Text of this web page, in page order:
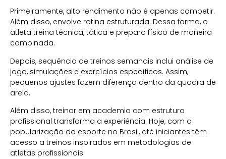
Primeiramente, alto rendimento não é apenas competir.
Além disso, envolve rotina estruturada. Dessa forma, o
atleta treina técnica, tática e preparo físico de maneira
combinada.
Depois, sequência de treinos semanais inclui análise de
jogo, simulações e exercícios específicos. Assim,
pequenos ajustes fazem diferença dentro da quadra de
areia.
Além disso, treinar em academia com estrutura
profissional transforma a experiência. Hoje, com a
popularização do esporte no Brasil, até iniciantes têm
acesso a treinos inspirados em metodologias de
atletas profissionais.